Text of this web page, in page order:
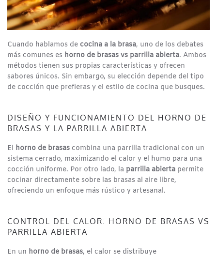
Cuando hablamos de cocina a la brasa, uno de los debates
más comunes es horno de brasas vs parrilla abierta. Ambos
métodos tienen sus propias características y ofrecen
sabores únicos. Sin embargo, su elección depende del tipo
de cocción que prefieras y el estilo de cocina que busques.
DISEÑO Y FUNCIONAMIENTO DEL HORNO DE
BRASAS Y LA PARRILLA ABIERTA
El horno de brasas combina una parrilla tradicional con un
sistema cerrado, maximizando el calor y el humo para una
cocción uniforme. Por otro lado, la parrilla abierta permite
cocinar directamente sobre las brasas al aire libre,
ofreciendo un enfoque más rústico y artesanal.
CONTROL DEL CALOR: HORNO DE BRASAS VS
PARRILLA ABIERTA
En un horno de brasas, el calor se distribuye